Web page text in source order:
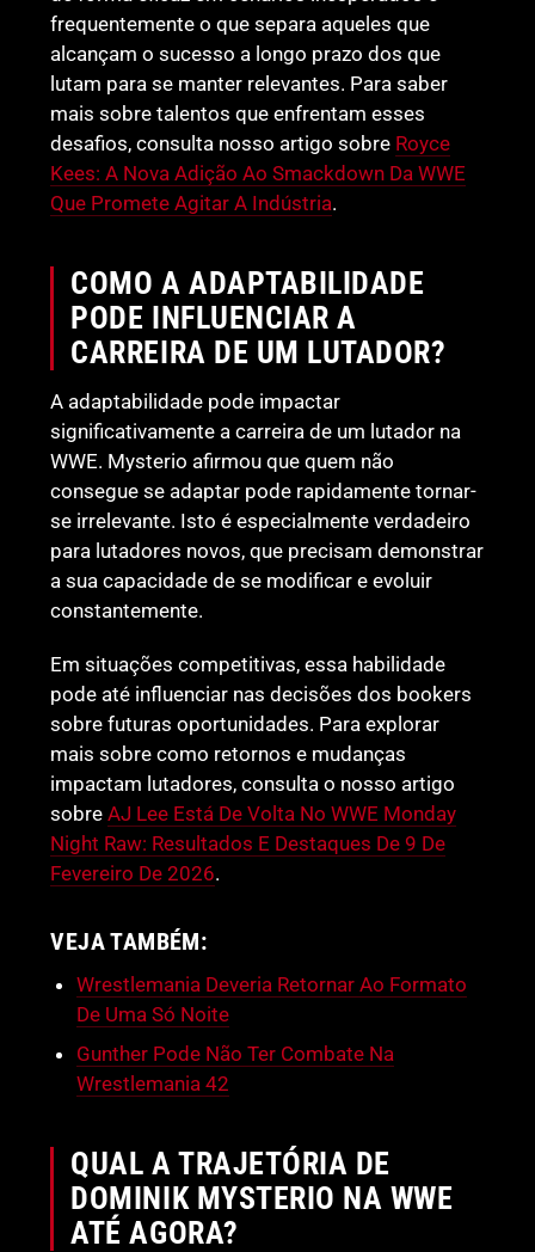
frequentemente o que separa aqueles que
alcançam o sucesso a longo prazo dos que
lutam para se manter relevantes. Para saber
mais sobre talentos que enfrentam esses
desafios, consulta nosso artigo sobre Royce
Kees: A Nova Adição Ao Smackdown Da WWE
Que Promete Agitar A Indústria.
COMO A ADAPTABILIDADE
PODE INFLUENCIAR A
CARREIRA DE UM LUTADOR?
A adaptabilidade pode impactar
significativamente a carreira de um lutador na
WWE. Mysterio afirmou que quem não
consegue se adaptar pode rapidamente tornar-
se irrelevante. Isto é especialmente verdadeiro
para lutadores novos, que precisam demonstrar
a sua capacidade de se modificar e evoluir
constantemente.
Em situações competitivas, essa habilidade
pode até influenciar nas decisões dos bookers
sobre futuras oportunidades. Para explorar
mais sobre como retornos e mudanças
impactam lutadores, consulta o nosso artigo
sobreAJ Lee Está De Volta No WWE Monday
Night Raw: Resultados E Destaques De 9 De
Fevereiro De 2026.
VEJA TAMBÉM:
Wrestlemania Deveria Retornar Ao Formato
De Uma Só Noite
Gunther Pode Não Ter Combate Na
Wrestlemania 42
QUAL A TRAJETÓRIA DE
DOMINIK MYSTERIO NA WWE
ATÉ AGORA?